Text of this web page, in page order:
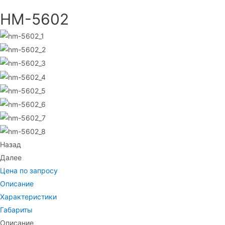
НМ-5602
Назад
Далее
Цена по запросу
Описание
Характеристики
Габариты
Описание